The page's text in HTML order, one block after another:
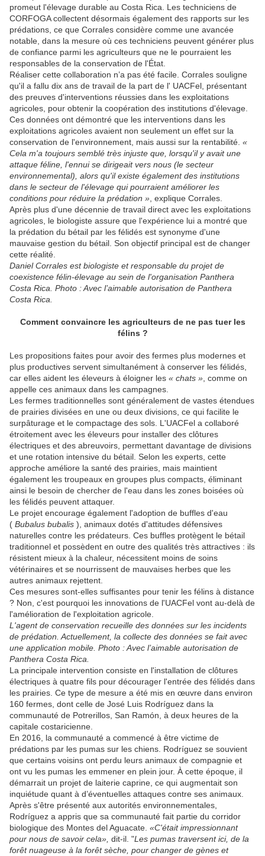
promeut l'élevage durable au Costa Rica. Les techniciens de
CORFOGA collectent désormais également des rapports sur les
prédations, ce que Corrales considère comme une avancée
notable, dans la mesure où ces techniciens peuvent générer plus
de confiance parmi les agriculteurs que ne le pourraient les
responsables de la conservation de l'État.
Réaliser cette collaboration n’a pas été facile. Corrales souligne
qu'il a fallu dix ans de travail de la part de l' UACFel, présentant
des preuves d'interventions réussies dans les exploitations
agricoles, pour obtenir la coopération des institutions d'élevage.
Ces données ont démontré que les interventions dans les
exploitations agricoles avaient non seulement un effet sur la
conservation de l'environnement, mais aussi sur la rentabilité. «
Cela m'a toujours semblé très injuste que, lorsqu'il y avait une
attaque féline, l'ennui se dirigeait vers nous (le secteur
environnemental), alors qu'il existe également des institutions
dans le secteur de l'élevage qui pourraient améliorer les
conditions pour réduire la prédation » , explique Corrales.
Après plus d'une décennie de travail direct avec les exploitations
agricoles, le biologiste assure que l'expérience lui a montré que
la prédation du bétail par les félidés est synonyme d'une
mauvaise gestion du bétail. Son objectif principal est de changer
cette réalité.
Daniel Corrales est biologiste et responsable du projet de
coexistence félin-élevage au sein de l'organisation Panthera
Costa Rica. Photo : Avec l’aimable autorisation de Panthera
Costa Rica.
Comment convaincre les agriculteurs de ne pas tuer les
félins ?
Les propositions faites pour avoir des fermes plus modernes et
plus productives servent simultanément à conserver les félidés,
car elles aident les éleveurs à éloigner les « chats » , comme on
appelle ces animaux dans les campagnes.
Les fermes traditionnelles sont généralement de vastes étendues
de prairies divisées en une ou deux divisions, ce qui facilite le
surpâturage et le compactage des sols. L'UACFel a collaboré
étroitement avec les éleveurs pour installer des clôtures
électriques et des abreuvoirs, permettant davantage de divisions
et une rotation intensive du bétail. Selon les experts, cette
approche améliore la santé des prairies, mais maintient
également les troupeaux en groupes plus compacts, éliminant
ainsi le besoin de chercher de l'eau dans les zones boisées où
les félidés peuvent attaquer.
Le projet encourage également l'adoption de buffles d'eau
( Bubalus bubalis ), animaux dotés d'attitudes défensives
naturelles contre les prédateurs. Ces buffles protègent le bétail
traditionnel et possèdent en outre des qualités très attractives : ils
résistent mieux à la chaleur, nécessitent moins de soins
vétérinaires et se nourrissent de mauvaises herbes que les
autres animaux rejettent.
Ces mesures sont-elles suffisantes pour tenir les félins à distance
? Non, c'est pourquoi les innovations de l'UACFel vont au-delà de
l'amélioration de l'exploitation agricole.
L'agent de conservation recueille des données sur les incidents
de prédation. Actuellement, la collecte des données se fait avec
une application mobile. Photo : Avec l’aimable autorisation de
Panthera Costa Rica.
La principale intervention consiste en l'installation de clôtures
électriques à quatre fils pour décourager l'entrée des félidés dans
les prairies. Ce type de mesure a été mis en œuvre dans environ
160 fermes, dont celle de José Luis Rodríguez dans la
communauté de Potrerillos, San Ramón, à deux heures de la
capitale costaricienne.
En 2016, la communauté a commencé à être victime de
prédations par les pumas sur les chiens. Rodríguez se souvient
que certains voisins ont perdu leurs animaux de compagnie et
ont vu les pumas les emmener en plein jour. À cette époque, il
démarrait un projet de laiterie caprine, ce qui augmentait son
inquiétude quant à d’éventuelles attaques contre ses animaux.
Après s'être présenté aux autorités environnementales,
Rodríguez a appris que sa communauté fait partie du corridor
biologique des Montes del Aguacate. «C'était impressionnant
pour nous de savoir cela», dit-il. "Les pumas traversent ici, de la
forêt nuageuse à la forêt sèche, pour changer de gènes et